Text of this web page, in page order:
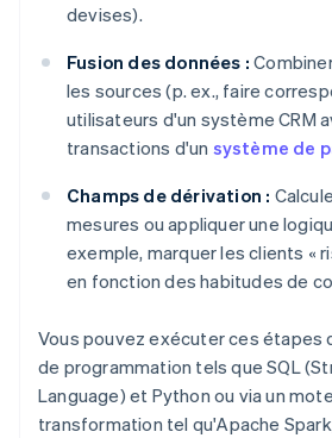
devises).
Fusion des données :
les sources (p. ex., faire
utilisateurs d'un système CRM
transactions d'un système de
Champs de dérivation :
mesures ou appliquer une
exemple, marquer les clients «
en fonction des habitudes de
Vous pouvez exécuter ces étapes
de programmation tels que SQL
Language) et Python ou via un
transformation tel qu'Apache